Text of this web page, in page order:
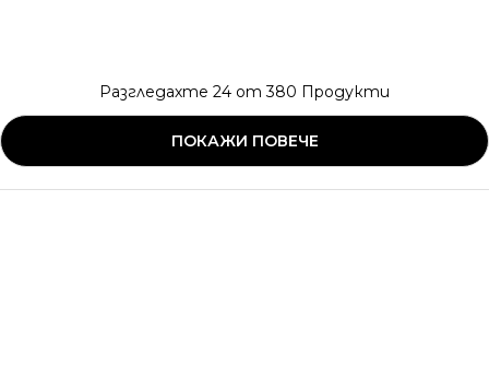
Разгледахте 24 от380 Продукти
ПОКАЖИ ПОВЕЧЕ